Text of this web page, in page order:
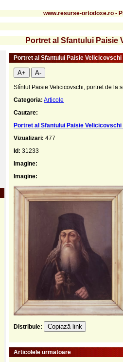
www.resurse-ortodoxe.ro -
Portret al Sfantului Paisie
Portret al Sfantului Paisie
A+ A-
Sfîntul Paisie Velicicovschi, portret de la
Categoria: Articole
Cautare:
Portret al Sfantului Paisie
Vizualizari: 477
Id: 31233
Imagine:
Imagine:
Distribuie: Copiază link
Articolele urmatoare